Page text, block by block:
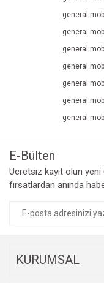
general
general
general
general
general
general
general
E-Bülten
Ücretsiz kayıt olun
fırsatlardan anında
KURUMSAL